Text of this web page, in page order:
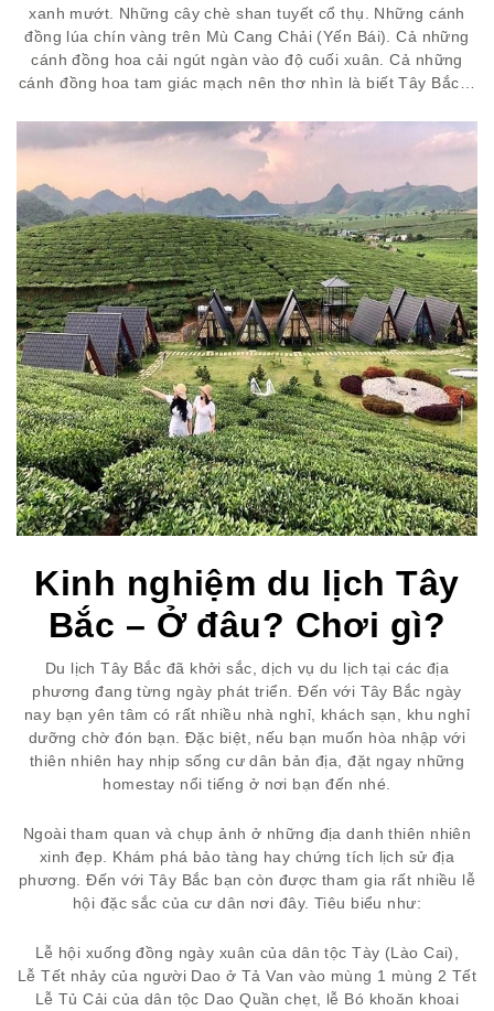
xanh mướt. Những cây chè shan tuyết cổ thụ. Những cánh
đồng lúa chín vàng trên Mù Cang Chải (Yến Bái). Cả những
cánh đồng hoa cải ngút ngàn vào độ cuối xuân. Cả những
cánh đồng hoa tam giác mạch nên thơ nhìn là biết Tây Bắc…
Kinh nghiệm du lịch Tây
Bắc – Ở đâu? Chơi gì?
Du lịch Tây Bắc đã khởi sắc, dịch vụ du lịch tại các địa
phương đang từng ngày phát triển. Đến với Tây Bắc ngày
nay bạn yên tâm có rất nhiều nhà nghỉ, khách sạn, khu nghỉ
dưỡng chờ đón bạn. Đặc biệt, nếu bạn muốn hòa nhập với
thiên nhiên hay nhịp sống cư dân bản địa, đặt ngay những
homestay nổi tiếng ở nơi bạn đến nhé.
Ngoài tham quan và chụp ảnh ở những địa danh thiên nhiên
xinh đẹp. Khám phá bảo tàng hay chứng tích lịch sử địa
phương. Đến với Tây Bắc bạn còn được tham gia rất nhiều lễ
hội đặc sắc của cư dân nơi đây. Tiêu biểu như:
Lễ hội xuống đồng ngày xuân của dân tộc Tày (Lào Cai),
Lễ Tết nhảy của người Dao ở Tả Van vào mùng 1 mùng 2 Tết
Lễ Tủ Cải của dân tộc Dao Quần chẹt, lễ Bó khoăn khoai